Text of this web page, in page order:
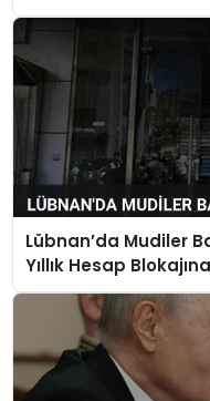
Lübnan’da Mudiler
Yıllık Hesap